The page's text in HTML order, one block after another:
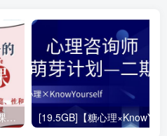
李银河说爱情《50堂课爱情课：讲透婚姻，家庭，性和自我的社会学课（完整50讲音频）》